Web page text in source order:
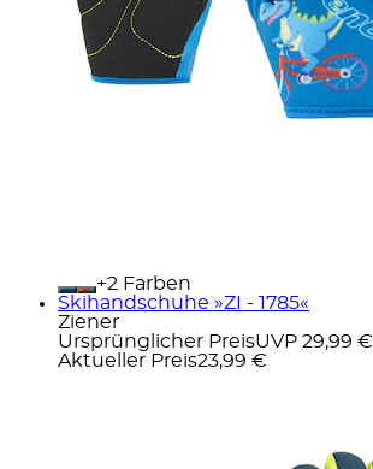
+
Farben
Skihandschuhe »ZI - 1785«
Ziener
Ursprünglicher PreisUVP 29,99 €
Aktueller Preis23,99 €